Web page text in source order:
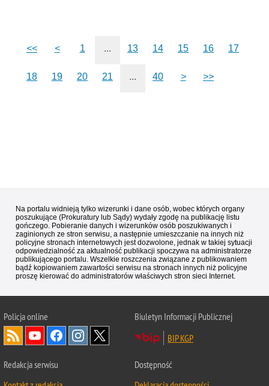
<< < 1 ... 13 14 15 16 17
18 19 20 21 ... 40 > >>
Na portalu widnieją tylko wizerunki i dane osób, wobec których organy
poszukujące (Prokuratury lub Sądy) wydały zgodę na publikację listu
gończego. Pobieranie danych i wizerunków osób poszukiwanych i
zaginionych ze stron serwisu, a następnie umieszczanie na innych niż
policyjne stronach internetowych jest dozwolone, jednak w takiej sytuacji
odpowiedzialność za aktualność publikacji spoczywa na administratorze
publikującego portalu. Wszelkie roszczenia związane z publikowaniem
bądź kopiowaniem zawartości serwisu na stronach innych niż policyjne
proszę kierować do administratorów właściwych stron sieci Internet.
Policjaonline
Biuletyn Informacji Publicznej
BIP KGP
Redakcja serwisu
Dostępność